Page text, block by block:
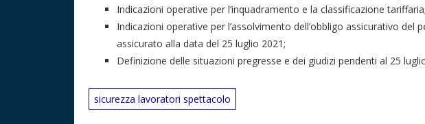
Indicazioni operative per l’inquadramento e la classificazione tariffaria;
Indicazioni operative per l’assolvimento dell’obbligo assicurativo del
assicurato alla data del 25 luglio 2021;
Definizione delle situazioni pregresse e dei giudizi pendenti al 25
sicurezza lavoratori spettacolo